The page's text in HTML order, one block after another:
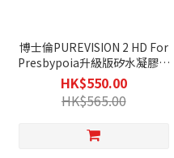
博士倫PUREVISION 2 HD For
Presbypoia升級版矽水凝膠老
花CON漸進隱形眼鏡
HK$550.00
HK$565.00